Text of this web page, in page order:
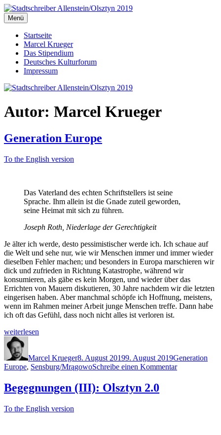
Zum
Inhalt
springen
Stadtschreiber Allenstein/Olsztyn 2019
Der Schriftsteller und Übersetzer Marcel Krueger berichtet aus dem
Herzen Ermlands
Menü
Startseite
Marcel Krueger
Das Stipendium
Deutsches Kulturforum
Impressum
Autor: Marcel Krueger
Generation Europe
To the English version
Das Vaterland des echten Schriftstellers ist seine
Sprache. Ihm allein ist die Gnade zuteil geworden,
seine Heimat mit sich zu führen.
Joseph Roth, Niederlage der Gerechtigkeit
Je älter ich werde, desto pessimistischer werde ich. Ich schaue auf
die Welt und sehe nur, wie wir Menschen immer und immer wieder
dieselben Fehler machen; und besonders in Europa marschieren wir
dick und zufrieden in Richtung Katastrophe, während wir
konsumieren, als gäbe es kein Morgen, und wieder über das
Errichten von Mauern diskutieren, 30 Jahre nachdem wir die letzten
eingerisen haben. Aber manchmal schöpfe ich Hoffnung, meistens,
wenn im Rahmen meiner Arbeit junge Menschen treffe. Dann habe
ich oft das Gefühl, dass noch nicht alles ist verloren ist.
„Generation
Europe“
weiterlesen
Marcel Krueger8. August 20199. August 2019Generation
Europe, Sensburg/MrągowoSchreibe einen Kommentarzu
Begegnungen (III): Olsztyn 2.0
To the English version